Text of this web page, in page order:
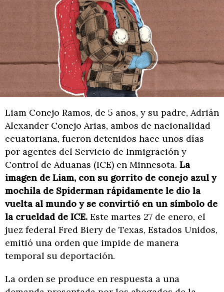
Liam Conejo Ramos, de 5 años, y su padre, Adrián
Alexander Conejo Arias, ambos de nacionalidad
ecuatoriana, fueron detenidos hace unos días
por agentes del Servicio de Inmigración y
Control de Aduanas (ICE) en Minnesota. La
imagen de Liam, con su gorrito de conejo azul y
mochila de Spiderman rápidamente le dio la
vuelta al mundo y se convirtió en un símbolo de
la crueldad de ICE. Este martes 27 de enero, el
juez federal Fred Biery de Texas, Estados Unidos,
emitió una orden que impide de manera
temporal su deportación.
La orden se produce en respuesta a una